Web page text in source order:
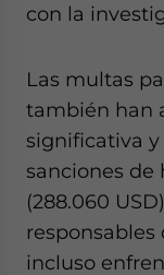
con la
Las multas
también han
significativa y
sanciones de
(288.060
responsables
incluso